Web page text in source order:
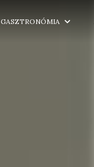
GASZTRONÓMIA